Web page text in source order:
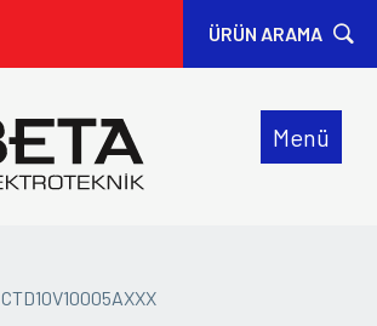
ÜRÜN ARAMA
Menü
CTD10V10005AXXX